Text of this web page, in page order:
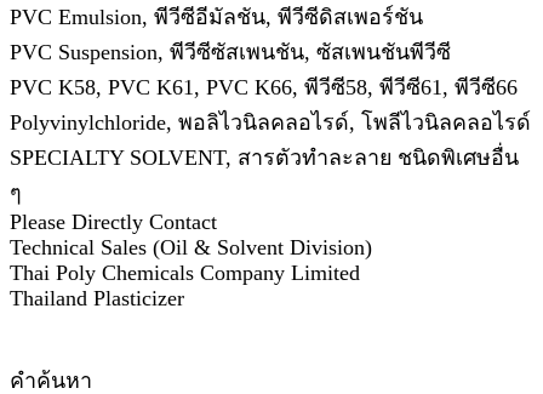
PVC Emulsion, พีวีซีอีมัลชัน, พีวีซีดิสเพอร์ชัน
PVC Suspension, พีวีซีซัสเพนชัน, ซัสเพนชันพีวีซี
PVC K58, PVC K61, PVC K66, พีวีซี58, พีวีซี61, พีวีซี66
Polyvinylchloride, พอลิไวนิลคลอไรด์, โพลีไวนิลคลอไรด์
SPECIALTY SOLVENT, สารตัวทำละลาย ชนิดพิเศษอื่น
ๆ
Please Directly Contact
Technical Sales (Oil & Solvent Division)
Thai Poly Chemicals Company Limited
Thailand Plasticizer
คำค้นหา